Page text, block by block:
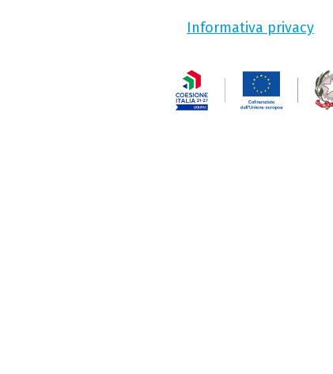
Informativa privacy